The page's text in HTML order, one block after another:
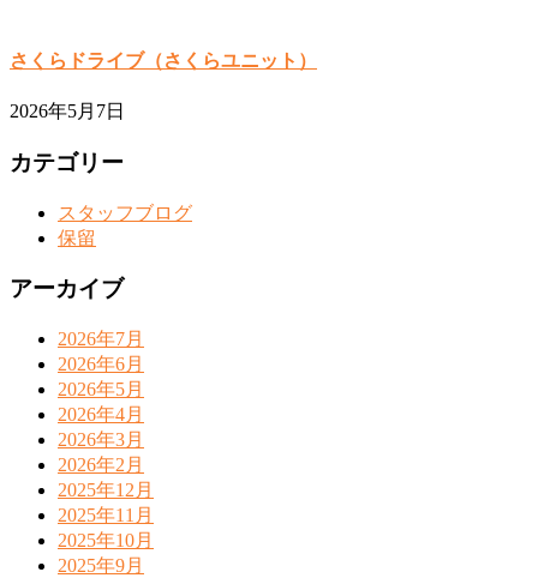
さくらドライブ（さくらユニット）
2026年5月7日
カテゴリー
スタッフブログ
保留
アーカイブ
2026年7月
2026年6月
2026年5月
2026年4月
2026年3月
2026年2月
2025年12月
2025年11月
2025年10月
2025年9月